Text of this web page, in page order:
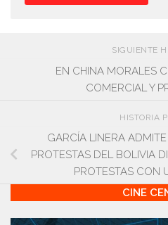
SIGUIENTE
EN CHINA MORALES
COMERCIAL Y
HISTORIA
GARCÍA LINERA
PROTESTAS DEL BOLIVIA
PROTESTAS CON
CINE